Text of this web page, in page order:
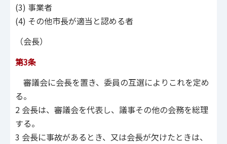
(3) 事業者
(4) その他市長が適当と認める者
（会長）
第3条
審議会に会長を置き、委員の互選によりこれを定め
る。
2 会長は、審議会を代表し、議事その他の会務を総理
する。
3 会長に事故があるとき、又は会長が欠けたときは、